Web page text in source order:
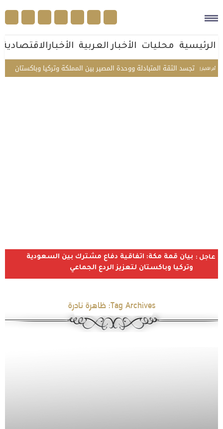
الرئيسية محليات الأخبار العربية الأخبارالاقتصادية
أخر الأخبار |
مكة تجسد الثقة المتبادلة ووحدة المصير بين المملكة وتركيا وباكستان
عاجل : بيان قمة مكة: اتفاقية دفاع مشترك بين السعودية
وتركيا وباكستان لتعزيز الردع الجماعي
Tag Archives: ظاهرة نادرة